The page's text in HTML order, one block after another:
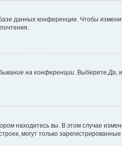
данных конференции. Чтобы
на конференции. ВыберитеДа,
находитесь вы. В этом случае
могут только